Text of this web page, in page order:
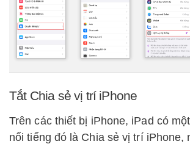
Tắt Chia sẻ vị trí iPhone
Trên các thiết bị iPhone, iPad có
nổi tiếng đó là Chia sẻ vị trí iPhone,